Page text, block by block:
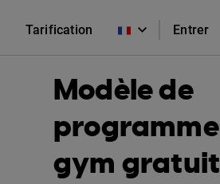
Tarification Entrer
Modèle de
gym gratuit